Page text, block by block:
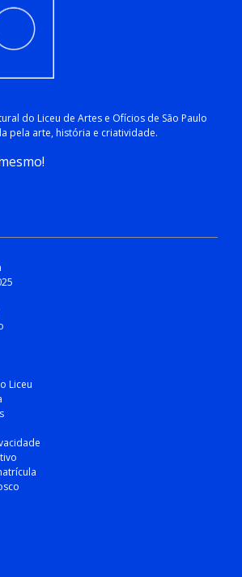
do Liceu de Artes e Ofícios de São Paulo
pela arte, história e criatividade.
Liceu